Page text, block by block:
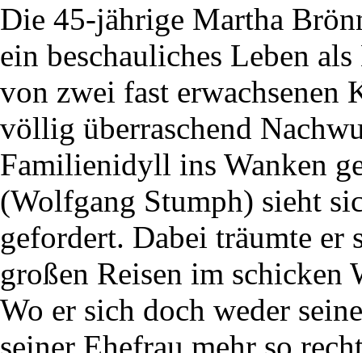
Die 45-jährige Martha
ein beschauliches Leben
von zwei fast erwachsenen
völlig überraschend
Familienidyll ins Wanken
(Wolfgang Stumph) sieht
gefordert. Dabei träumte er
großen Reisen im schicken
Wo er sich doch weder
seiner Ehefrau mehr so